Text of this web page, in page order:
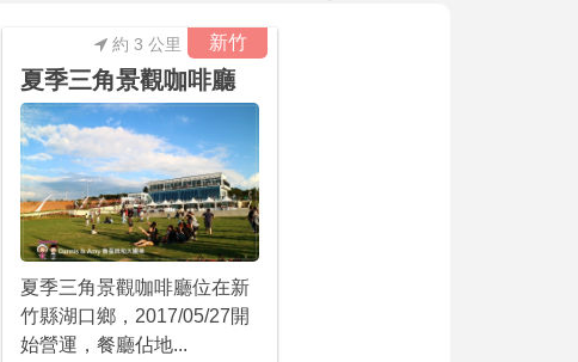
新竹
約 3 公里
夏季三角景觀咖啡廳
夏季三角景觀咖啡廳位在新
竹縣湖口鄉，2017/05/27開
始營運，餐廳佔地...